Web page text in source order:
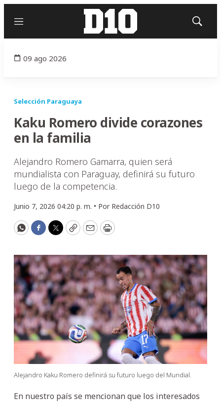
Menú
Mostrar
09 ago 2026
Selección Paraguaya
Kaku Romero divide corazones
en la familia
Alejandro Romero Gamarra, quien será
mundialista con Paraguay, definirá su futuro
luego de la competencia.
Junio 7, 2026 04:20 p. m. • Por Redacción D10
WhatsApp
Facebook
Twitter
CopyEmailPrint
Alejandro Kaku Romero definirá su futuro luego del Mundial.
En nuestro país se mencionan que los interesados